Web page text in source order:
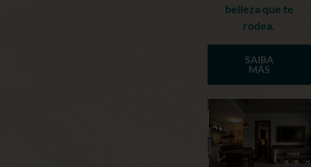
belleza que te
rodea.
SAIBA
MÁS